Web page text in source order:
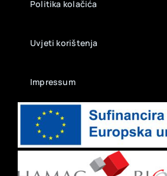
Politika kolačića
Uvjeti korištenja
Impressum